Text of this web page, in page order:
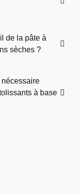
de la pâte à
sèches ?
à base